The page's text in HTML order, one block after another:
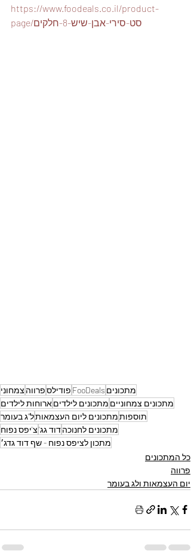
https://www.foodeals.co.il/product-
page/סט-סירי-אבן-שיש-8-חלקים
מתכונים FooDeals פודילספרווה צמחוני
מתכונים צמחוניים מתכונים לילדיםארוחות לילדים
תוספותמתכונים ליום העצמאותל"ג בעומר
מתכונים לחנוכהדוד גג'צ'יפס נפוח
מתכון לציפס נפוח - שף דוד גדג׳
כל המתכונים
פרווה
יום העצמאות ולג בעומר